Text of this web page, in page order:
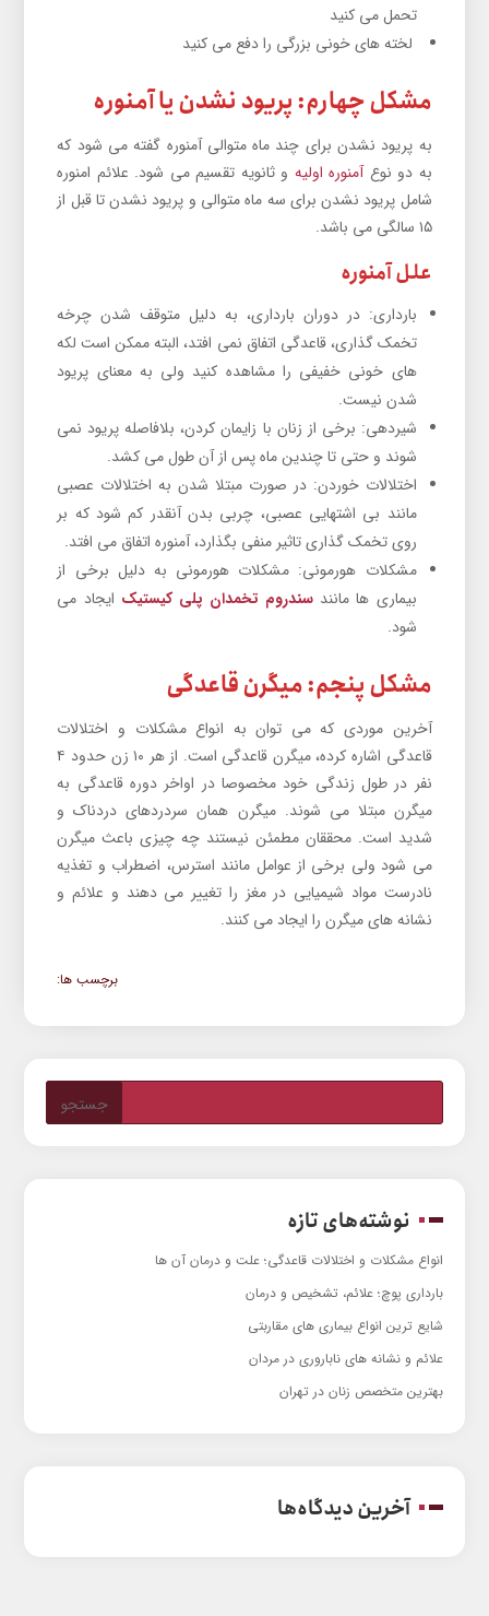
تحمل می کنید
لخته های خونی بزرگی را دفع می کنید
مشکل چهارم: پریود نشدن یا آمنوره
به پریود نشدن برای چند ماه متوالی آمنوره گفته می شود که
به دو نوعآمنوره اولیه و ثانویه تقسیم می شود. علائم امنوره
شامل پریود نشدن برای سه ماه متوالی و پریود نشدن تا قبل از
۱۵ سالگی می باشد.
علل آمنوره
بارداری: در دوران بارداری، به دلیل متوقف شدن چرخه
تخمک گذاری، قاعدگی اتفاق نمی افتد، البته ممکن است لکه
های خونی خفیفی را مشاهده کنید ولی به معنای پریود
شدن نیست.
شیردهی: برخی از زنان با زایمان کردن، بلافاصله پریود نمی
شوند و حتی تا چندین ماه پس از آن طول می کشد.
اختلالات خوردن: در صورت مبتلا شدن به اختلالات عصبی
مانند بی اشتهایی عصبی، چربی بدن آنقدر کم شود که بر
روی تخمک گذاری تاثیر منفی بگذارد، آمنوره اتفاق می افتد.
مشکلات هورمونی: مشکلات هورمونی به دلیل برخی از
بیماری ها مانند سندروم تخمدان پلی کیستیک ایجاد می
شود.
مشکل پنجم: میگرن قاعدگی
آخرین موردی که می توان به انواع مشکلات و اختلالات
قاعدگی اشاره کرده، میگرن قاعدگی است. از هر ۱۰ زن حدود ۴
نفر در طول زندگی خود مخصوصا در اواخر دوره قاعدگی به
میگرن مبتلا می شوند. میگرن همان سردردهای دردناک و
شدید است. محققان مطمئن نیستند چه چیزی باعث میگرن
می شود ولی برخی از عوامل مانند استرس، اضطراب و تغذیه
نادرست مواد شیمیایی در مغز را تغییر می دهند و علائم و
نشانه های میگرن را ایجاد می کنند.
برچسب ها:
نوشته‌های تازه
انواع مشکلات و اختلالات قاعدگی؛ علت و درمان آن ها
بارداری پوچ؛ علائم، تشخیص و درمان
شایع ترین انواع بیماری های مقاربتی
علائم و نشانه های ناباروری در مردان
بهترین متخصص زنان در تهران
آخرین دیدگاه‌ها